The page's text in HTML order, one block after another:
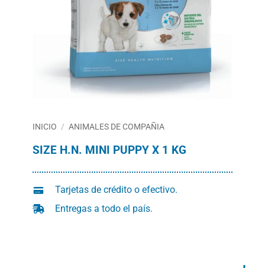
INICIO / ANIMALES DE COMPAÑIA
SIZE H.N. MINI PUPPY X 1 KG
Tarjetas de crédito o efectivo.
Entregas a todo el país.